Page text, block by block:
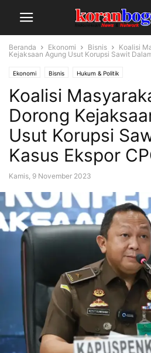
Beranda Ekonomi Bisnis
Koalisi
Kejaksaan Agung Usut Korupsi Sawit
Ekonomi Bisnis Hukum & Politik
Koalisi
Dorong
Usut Korupsi
Kasus Ekspor
Kamis, 9 November 2023